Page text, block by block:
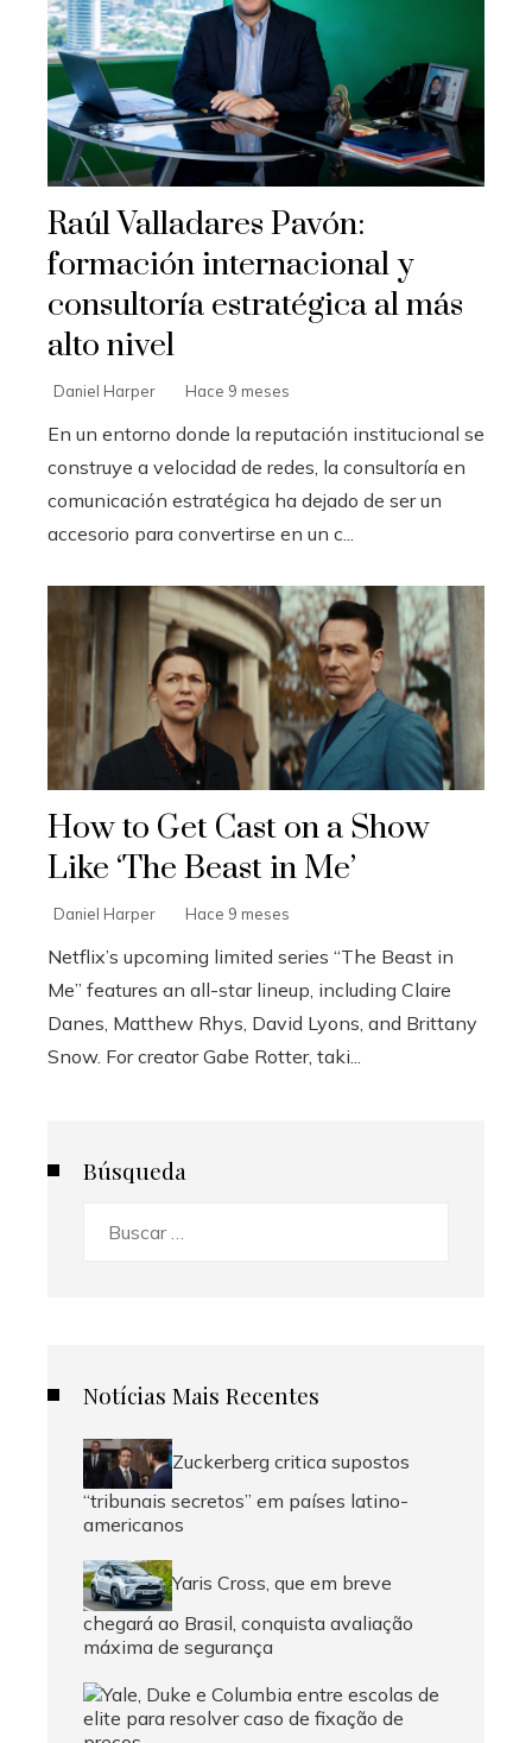
Raúl Valladares Pavón:
formación internacional y
consultoría estratégica al más
alto nivel
Daniel Harper Hace 9 meses
En un entorno donde la reputación institucional se
construye a velocidad de redes, la consultoría en
comunicación estratégica ha dejado de ser un
accesorio para convertirse en un c...
How to Get Cast on a Show
Like ‘The Beast in Me’
Daniel Harper Hace 9 meses
Netflix’s upcoming limited series “The Beast in
Me” features an all-star lineup, including Claire
Danes, Matthew Rhys, David Lyons, and Brittany
Snow. For creator Gabe Rotter, taki...
Búsqueda
Notícias Mais Recentes
Zuckerberg critica supostos
“tribunais secretos” em países latino-
americanos
Yaris Cross, que em breve
chegará ao Brasil, conquista avaliação
máxima de segurança